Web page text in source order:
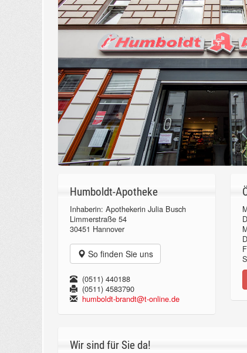
Humboldt-Apotheke
Inhaberin: Apothekerin Julia Busch
Limmerstraße 54
30451 Hannover
So finden Sie uns
(0511) 440188
(0511) 4583790
humboldt-brandt@t-online.de
Wir sind für Sie da!